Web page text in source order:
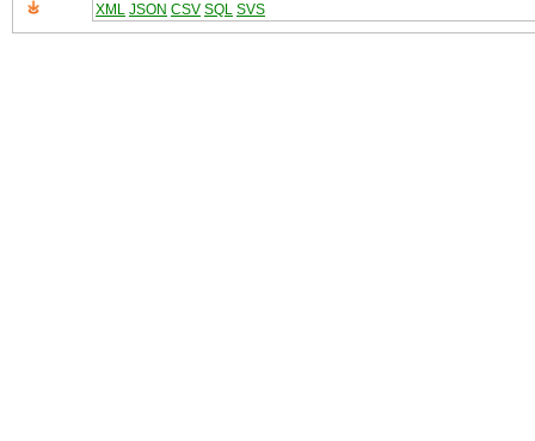
XML JSON CSV SQL SVS